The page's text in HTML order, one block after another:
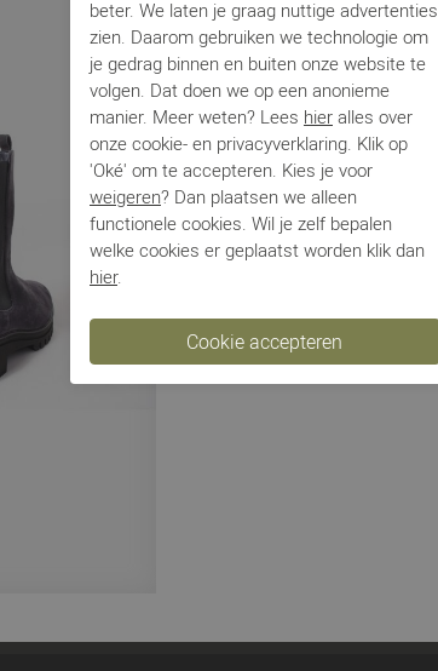
beter. We laten je graag nuttige advertenties
zien. Daarom gebruiken we technologie om
je gedrag binnen en buiten onze website te
volgen. Dat doen we op een anonieme
manier. Meer weten? Lees hier alles over
onze cookie- en privacyverklaring. Klik op
'Oké' om te accepteren. Kies je voor
weigeren? Dan plaatsen we alleen
functionele cookies. Wil je zelf bepalen
welke cookies er geplaatst worden klik dan
hier.